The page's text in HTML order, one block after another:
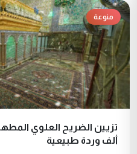
منوعة
تزيين الضريح العلوي
ألف وردة طبيعية